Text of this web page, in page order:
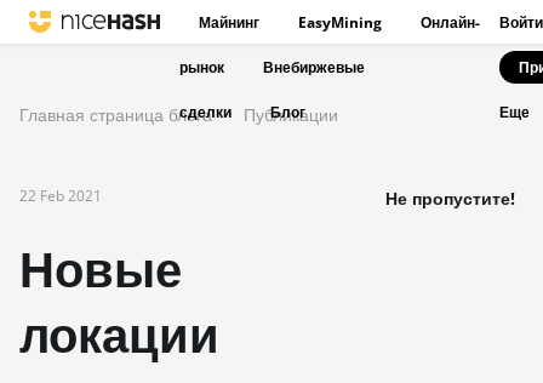
Майнинг EasyMining Онлайн-
рынок Внебиржевые
сделки Блог
Войти
Еще
Главная страница блога Публикации
22 Feb 2021
Новые
локации
Не пропустите!